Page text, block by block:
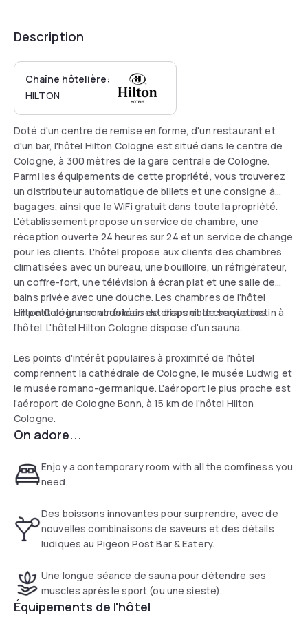
Description
Chaîne hôtelière:
HILTON
Doté d'un centre de remise en forme, d'un restaurant et
d'un bar, l'hôtel Hilton Cologne est situé dans le centre de
Cologne, à 300 mètres de la gare centrale de Cologne.
Parmi les équipements de cette propriété, vous trouverez
un distributeur automatique de billets et une consigne à
bagages, ainsi que le WiFi gratuit dans toute la propriété.
L'établissement propose un service de chambre, une
réception ouverte 24 heures sur 24 et un service de change
pour les clients. L'hôtel propose aux clients des chambres
climatisées avec un bureau, une bouilloire, un réfrigérateur,
un coffre-fort, une télévision à écran plat et une salle de
bains privée avec une douche. Les chambres de l'hôtel
Hilton Cologne sont dotées de draps et de serviettes.
Un petit déjeuner américain est disponible chaque matin à
l'hôtel. L'hôtel Hilton Cologne dispose d'un sauna.
Les points d'intérêt populaires à proximité de l'hôtel
comprennent la cathédrale de Cologne, le musée Ludwig et
le musée romano-germanique. L'aéroport le plus proche est
l'aéroport de Cologne Bonn, à 15 km de l'hôtel Hilton
Cologne.
On adore...
Enjoy a contemporary room with all the comfiness you
need.
Des boissons innovantes pour surprendre, avec de
nouvelles combinaisons de saveurs et des détails
ludiques au Pigeon Post Bar & Eatery.
Une longue séance de sauna pour détendre ses
muscles après le sport (ou une sieste).
Équipements de l'hôtel